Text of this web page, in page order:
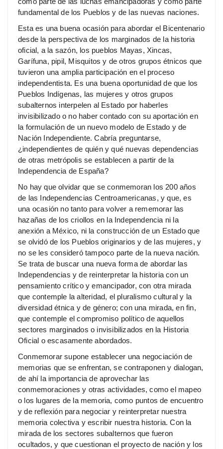
fundamental de los Pueblos y de las nuevas naciones.
Esta es una buena ocasión para abordar el Bicentenario
desde la perspectiva de los marginados de la historia
oficial, a la sazón, los pueblos Mayas, Xincas,
Garífuna, pipil, Misquitos y de otros grupos étnicos que
tuvieron una amplia participación en el proceso
independentista. Es una buena oportunidad de que los
Pueblos Indígenas, las mujeres y otros grupos
subalternos interpelen al Estado por haberles
invisibilizado o no haber contado con su aportación en
la formulación de un nuevo modelo de Estado y de
Nación Independiente. Cabría preguntarse,
¿independientes de quién y qué nuevas dependencias
de otras metrópolis se establecen a partir de la
Independencia de España?
No hay que olvidar que se conmemoran los 200 años
de las Independencias Centroamericanas, y que, es
una ocasión no tanto para volver a rememorar las
hazañas de los criollos en la Independencia ni la
anexión a México, ni la construcción de un Estado que
se olvidó de los Pueblos originarios y de las mujeres, y
no se les consideró tampoco parte de la nueva nación.
Se trata de buscar una nueva forma de abordar las
Independencias y de reinterpretar la historia con un
pensamiento crítico y emancipador, con otra mirada
que contemple la alteridad, el pluralismo cultural y la
diversidad étnica y de género; con una mirada, en fin,
que contemple el compromiso político de aquellos
sectores marginados o invisibilizados en la Historia
Oficial o escasamente abordados.
Conmemorar supone establecer una negociación de
memorias que se enfrentan, se contraponen y dialogan,
de ahí la importancia de aprovechar las
conmemoraciones y otras actividades, como el mapeo
o los lugares de la memoria, como puntos de encuentro
y de reflexión para negociar y reinterpretar nuestra
memoria colectiva y escribir nuestra historia. Con la
mirada de los sectores subalternos que fueron
ocultados, y que cuestionan el proyecto de nación y los